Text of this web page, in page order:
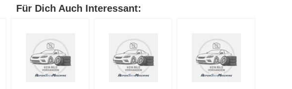
Für Dich Auch Interessant: